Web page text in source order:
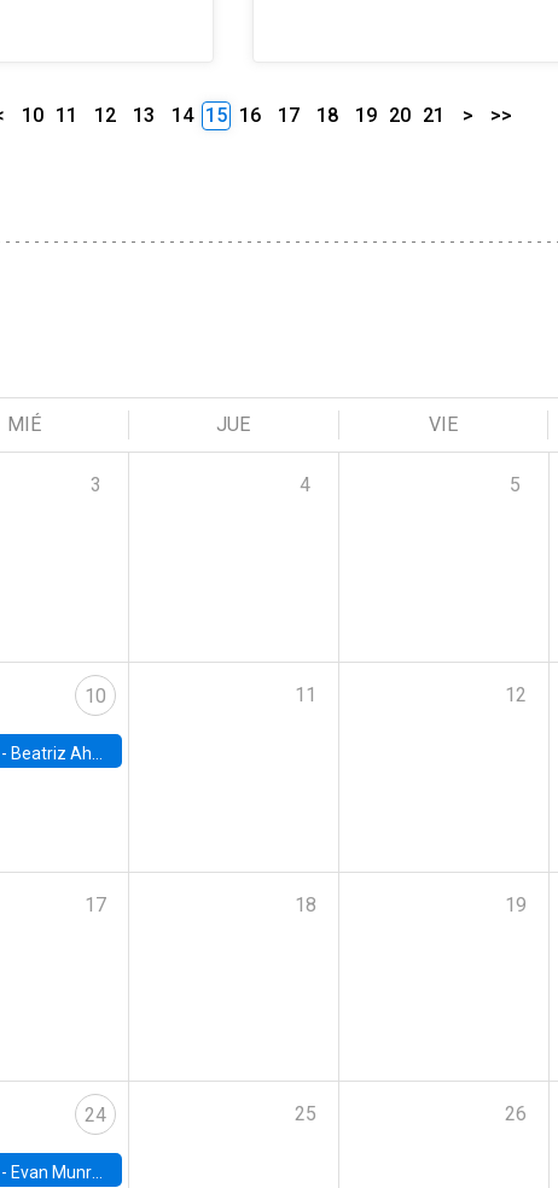
10 11 12 13 14 15 16 17 18 19 20 21 > >>
MIÉ JUE VIE
3 4 5
10
Beatriz Ahumada, PhD candidate, Universidad de Pittsburgh
11 12
17 18 19
24
Evan Munro, Neyman Visiting Assistant Professor in the Department of Statistics at UC Berkeley
25 26